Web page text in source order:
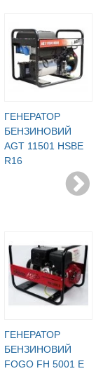
ГЕНЕРАТОР
БЕНЗИНОВИЙ
AGT 11501 HSBE
R16
ГЕНЕРАТОР
БЕНЗИНОВИЙ
FOGO FH 5001 E